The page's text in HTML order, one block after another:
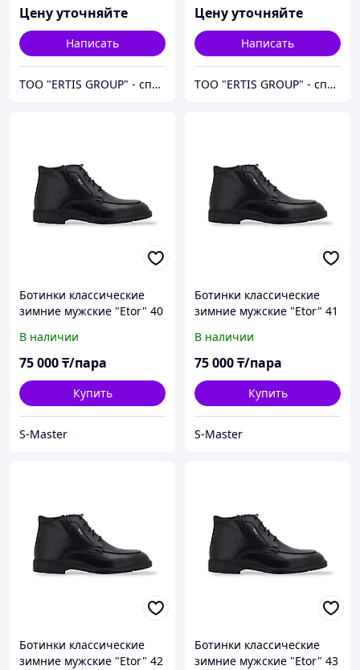
Цену уточняйте
Написать
ТОО "ERTIS GROUP" - спецодежда, спецобувь и средства индивидуальной защиты (СИЗ)
Цену уточняйте
Написать
ТОО "ERTIS GROUP" - спецодежда, спецобувь и средства индивидуальной защиты (СИЗ)
Ботинки классические
зимние мужские "Etor" 40
В наличии
75 000₸/пара
Купить
S-Master
Ботинки классические
зимние мужские "Etor" 41
В наличии
75 000₸/пара
Купить
S-Master
Ботинки классические
зимние мужские "Etor" 42
Ботинки классические
зимние мужские "Etor" 43